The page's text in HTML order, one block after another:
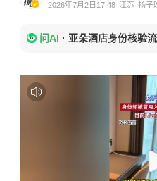
2026年7月2日17:48 江苏 扬子
问AI · 亚朵酒店身份核验